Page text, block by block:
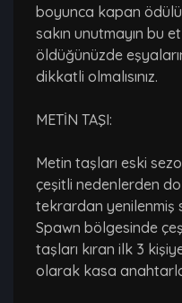
boyunca kapan
sakın unutmayın bu
öldüğünüzde
dikkatli olmalısınız.
METİN TAŞI:
Metin taşları eski
çeşitli nedenlerden
tekrardan yenilenmiş
Spawn bölgesinde
taşları kıran ilk 3
olarak kasa